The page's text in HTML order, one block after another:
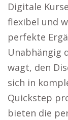
Digitale
flexibel und
perfekte
Unabhängig
wagt, den
sich in
Quickstep
bieten die